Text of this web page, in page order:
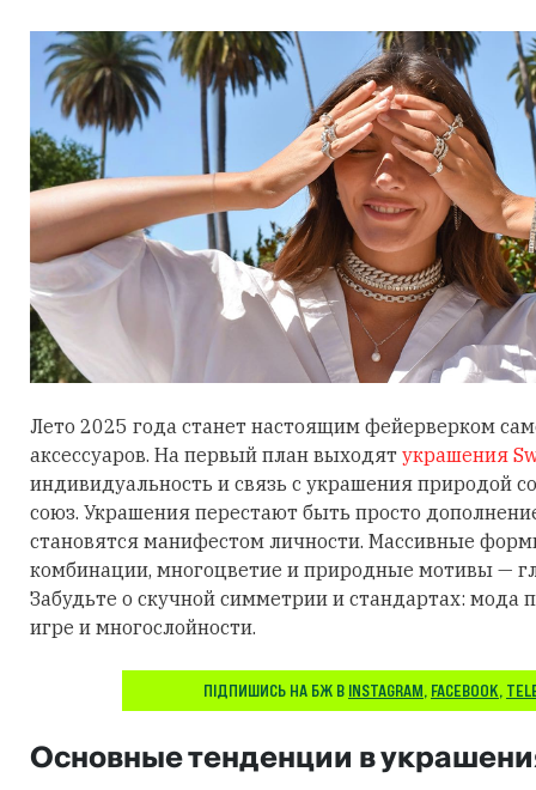
Лето 2025 года станет настоящим фейерверком
аксессуаров. На первый план выходят украшения
индивидуальность и связь с украшения природой
союз. Украшения перестают быть просто
становятся манифестом личности. Массивные
комбинации, многоцветие и природные мотивы —
Забудьте о скучной симметрии и стандартах: мода
игре и многослойности.
ПІДПИШИСЬ НА БЖ В INSTAGRAM, FACEBOOK,
Основные тенденции в